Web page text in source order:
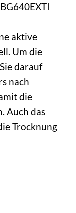
aktive
Um die
darauf
nach
die
Auch das
Trocknung